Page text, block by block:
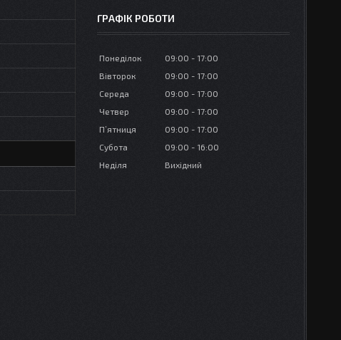
ГРАФІК РОБОТИ
Понеділок 09:00
17:00
Вівторок
09:00
17:00
Середа
09:00
17:00
Четвер
09:00
17:00
Пʼятниця
09:00
17:00
Субота
09:00
16:00
Неділя
Вихідний